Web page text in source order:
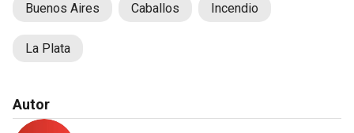
Buenos Aires Caballos Incendio
La Plata
Autor